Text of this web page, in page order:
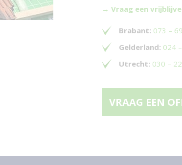
→ Vraag een
Brabant: 073 –
Gelderland: 024
Utrecht: 030 –
VRAAG EEN